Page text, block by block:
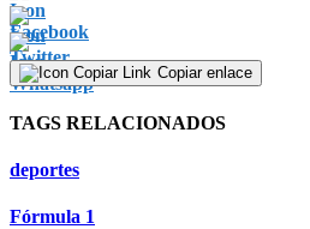
Copiar enlace
TAGS RELACIONADOS
deportes
Fórmula 1